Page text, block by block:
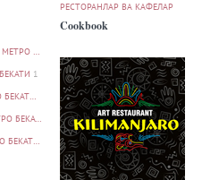
АЛИШЕР НАВОИЙ МЕТРО БЕКАТИ
1
БУНЁДКОР МЕТРО БЕКАТИ
МИЛЛИЙ БОҒ МЕТРО БЕКАТИ
МИНГ ЎРИК МЕТРО БЕКАТИ
РЕСТОРАНЛАР ВА КАФЕЛАР
Cookbook